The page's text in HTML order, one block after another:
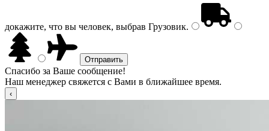
докажите, что вы человек, выбрав Грузовик.
Спасибо за Ваше сообщение!
Наш менеджер свяжется с Вами в ближайшее время.